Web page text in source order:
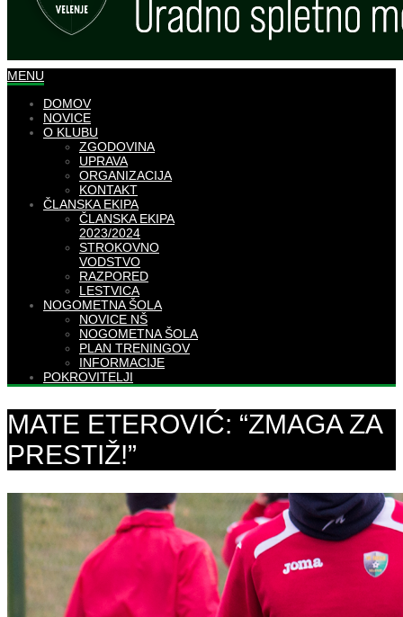
MENU
DOMOV
NOVICE
O KLUBU
ZGODOVINA
UPRAVA
ORGANIZACIJA
KONTAKT
ČLANSKA EKIPA
ČLANSKA EKIPA
2023/2024
STROKOVNO
VODSTVO
RAZPORED
LESTVICA
NOGOMETNA ŠOLA
NOVICE NŠ
NOGOMETNA ŠOLA
PLAN TRENINGOV
INFORMACIJE
POKROVITELJI
MATE ETEROVIĆ: “ZMAGA ZA
PRESTIŽ!”